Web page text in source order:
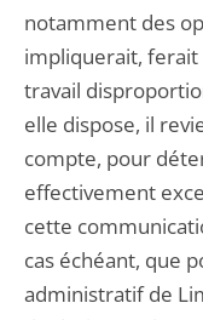
notamment des
impliquerait, ferait
travail
elle dispose, il
compte, pour
effectivement
cette
cas échéant, que
administratif de